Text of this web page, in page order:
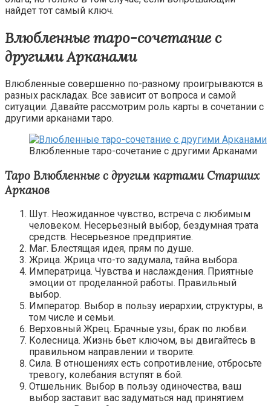
найдет тот самый ключ.
Влюбленные таро-сочетание с
другими Арканами
Влюбленные совершенно по-разному проигрываются в
разных раскладах. Все зависит от вопроса и самой
ситуации. Давайте рассмотрим роль карты в сочетании с
другими арканами таро.
Влюбленные таро-сочетание с другими Арканами
Таро Влюбленные с другим картами Старших
Арканов
Шут. Неожиданное чувство, встреча с любимым
человеком. Несерьезный выбор, бездумная трата
средств. Несерьезное предприятие.
Маг. Блестящая идея, прям по душе.
Жрица. Жрица что-то задумала, тайна выбора.
Императрица. Чувства и наслаждения. Приятные
эмоции от проделанной работы. Правильный
выбор.
Император. Выбор в пользу иерархии, структуры, в
том числе и семьи.
Верховный Жрец. Брачные узы, брак по любви.
Колесница. Жизнь бьет ключом, вы двигайтесь в
правильном направлении и творите.
Сила. В отношениях есть сопротивление, отбросьте
тревогу, колебания вступят в бой.
Отшельник. Выбор в пользу одиночества, ваш
выбор заставит вас задуматься над принятием